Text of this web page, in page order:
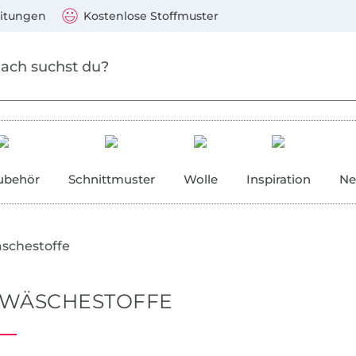
Kostenlose Stoffmuster
Schnittmuster Wolle Inspiration
Mastercard, PayPal, Giropay, Kauf auf Rechnung,